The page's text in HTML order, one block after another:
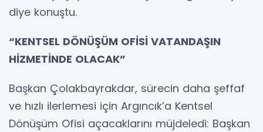
diye konuştu.
“KENTSEL DÖNÜŞÜM OFİSİ VATANDAŞIN
HİZMETİNDE OLACAK”
Başkan Çolakbayrakdar, sürecin daha şeffaf
ve hızlı ilerlemesi için Argıncık’a Kentsel
Dönüşüm Ofisi açacaklarını müjdeledi: Başkan